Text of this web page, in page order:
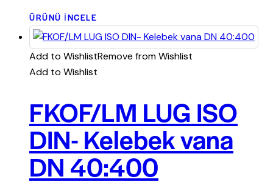
ÜRÜNÜ İNCELE
Add to WishlistRemove from Wishlist
Add to Wishlist
FKOF/LM LUG ISO
DIN- Kelebek vana
DN 40:400